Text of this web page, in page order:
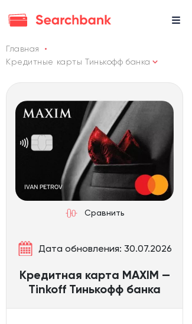
Главная
Кредитные карты Тинькофф банка
Сравнить
Дата обновления: 30.07.2026
Кредитная карта MAXIM —
Tinkoff Тинькофф банка